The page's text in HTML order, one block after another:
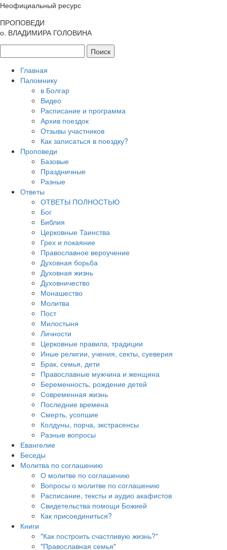
Неофициальный ресурс
ПРОПОВЕДИ
о. ВЛАДИМИРА ГОЛОВИНА
Главная
Паломнику
в Болгар
Видео
Расписание и программа
Архив поездок
Отзывы участников
Как записаться в поездку?
Проповеди
Базовые
Праздничные
Разные
Ответы
ОТВЕТЫ ПОЛНОСТЬЮ
Бог
Библия
Церковные Таинства
Грех и покаяние
Православное вероучение
Духовная борьба
Духовная жизнь
Духовничество
Монашество
Молитва
Пост
Милостыня
Личности
Церковные правила, традиции
Иные религии, учения, секты, суеверия
Брак, семья, дети
Православные мужчина и женщина
Беременность, рождение детей
Современная жизнь
Последние времена
Смерть, усопшие
Колдуны, порча, экстрасенсы
Разные вопросы
Евангелие
Беседы
Молитва по соглашению
О молитве по соглашению
Вопросы о молитве по соглашению
Расписание, тексты и аудио акафистов
Свидетельства помощи Божией
Как присоединиться?
Книги
"Как построить счастливую жизнь?"
"Православная семья"